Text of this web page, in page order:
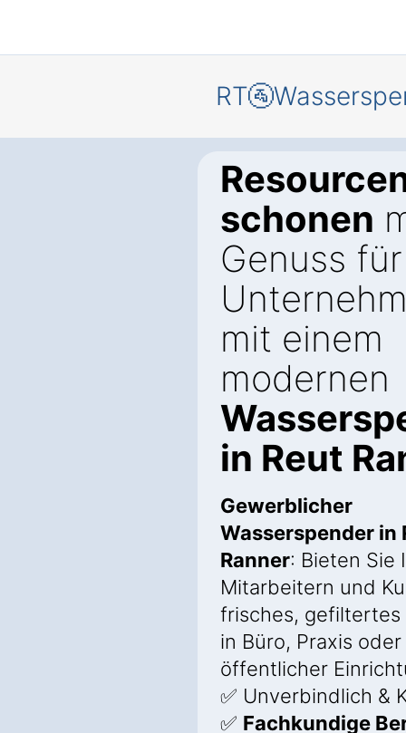
schonen
Genuss
mit einem
modernen
in Reut
Gewerblicher
Wasserspender in
Ranner: Bieten Sie
Mitarbeitern und
frisches, gefiltertes
in Büro, Praxis oder
öffentlicher
✅ Unverbindlich &
✅ Fachkundige